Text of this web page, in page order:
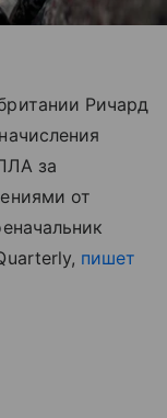
Ричард
за
от
пишет